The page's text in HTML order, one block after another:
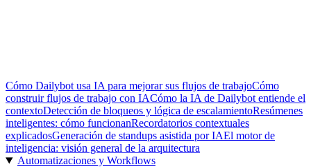
Cómo Dailybot usa IA para mejorar sus flujos de trabajoCómo
construir flujos de trabajo con IACómo la IA de Dailybot entiende el
contextoDetección de bloqueos y lógica de escalamientoResúmenes
inteligentes: cómo funcionanRecordatorios contextuales
explicadosGeneración de standups asistida por IAEl motor de
inteligencia: visión general de la arquitectura
Automatizaciones y Workflows